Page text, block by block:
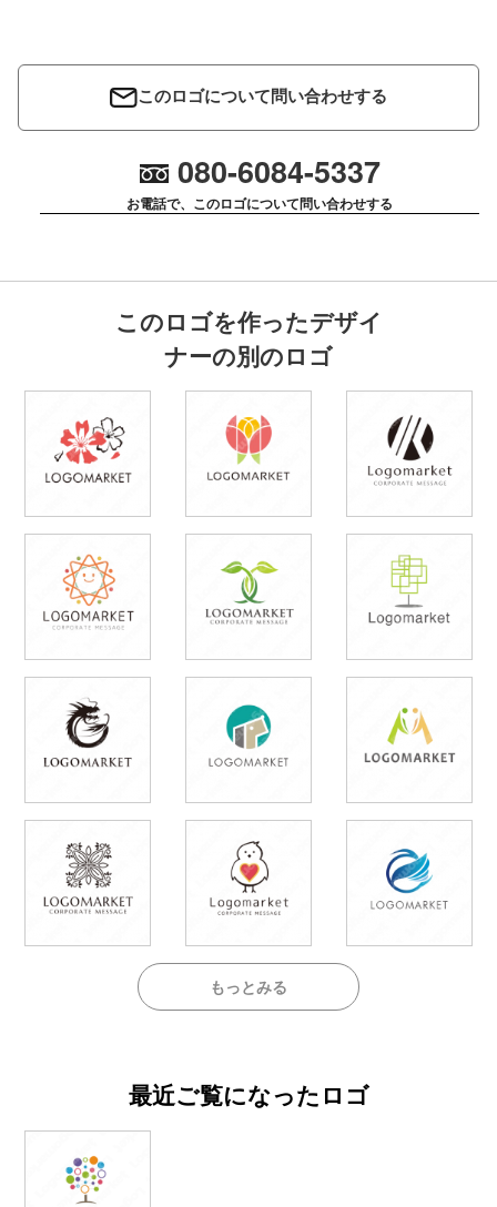
このロゴについて問い合わせする
080-6084-5337
お電話で、このロゴについて問い合わせする
このロゴを作ったデザイ
ナーの別のロゴ
もっとみる
最近ご覧になったロゴ